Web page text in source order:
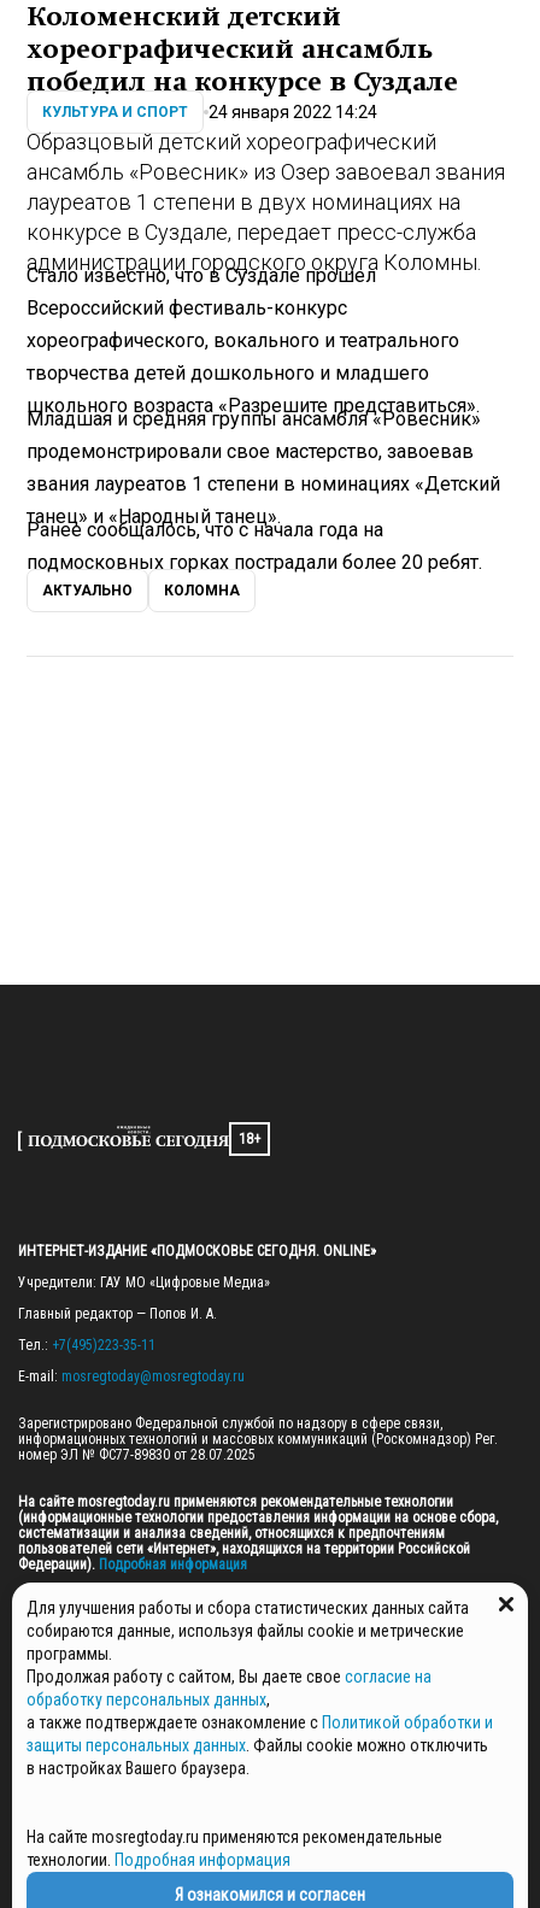
Коломенский детский
хореографический ансамбль
победил на конкурсе в Суздале
КУЛЬТУРА И СПОРТ 24 января 2022 14:24
Образцовый детский хореографический
ансамбль «Ровесник» из Озер завоевал звания
лауреатов 1 степени в двух номинациях на
конкурсе в Суздале, передает пресс-служба
администрации городского округа Коломны.
Стало известно, что в Суздале прошел
Всероссийский фестиваль-конкурс
хореографического, вокального и театрального
творчества детей дошкольного и младшего
школьного возраста «Разрешите представиться».
Младшая и средняя группы ансамбля «Ровесник»
продемонстрировали свое мастерство, завоевав
звания лауреатов 1 степени в номинациях «Детский
танец» и «Народный танец».
Ранее сообщалось, что с начала года на
подмосковных горках пострадали более 20 ребят.
АКТУАЛЬНО КОЛОМНА
18+
ИНТЕРНЕТ-ИЗДАНИЕ «ПОДМОСКОВЬЕ СЕГОДНЯ. ONLINE»
Учредители: ГАУ МО «Цифровые Медиа»
Главный редактор — Попов И. А.
Тел.: +7(495)223-35-11
E-mail: mosregtoday@mosregtoday.ru
Зарегистрировано Федеральной службой по надзору в сфере связи,
информационных технологий и массовых коммуникаций (Роскомнадзор) Рег.
номер ЭЛ № ФС77-89830 от 28.07.2025
На сайте mosregtoday.ru применяются рекомендательные технологии
(информационные технологии предоставления информации на основе сбора,
систематизации и анализа сведений, относящихся к предпочтениям
пользователей сети «Интернет», находящихся на территории Российской
Федерации). Подробная информация
© 2026 ПРАВА НА ВСЕ МАТЕРИАЛЫ САЙТА ПРИНАДЛЕЖАТ ГАУ МО "ЦИФРОВЫЕ
МЕДИА" (ОГРН: 1255000059467).
ПОЛИТИКА ОБРАБОТКИ И ЗАЩИТЫ ПЕРСОНАЛЬНЫХ ДАННЫХ
НОВОСТИ
ГАЗЕТЫ
РЕКЛАМОДАТЕЛЯМ
СПЕЦПРОЕКТЫ
СТАТЬИ
ПОЛИТИКА КОНФИДЕНЦИАЛЬНОСТИ
Для улучшения работы и сбора статистических данных сайта
собираются данные, используя файлы cookie и метрические
программы.
Продолжая работу с сайтом, Вы даете свое согласие на
обработку персональных данных,
а также подтверждаете ознакомление с Политикой обработки и
защиты персональных данных . Файлы cookie можно отключить
в настройках Вашего браузера.
На сайте mosregtoday.ru применяются рекомендательные
технологии. Подробная информация
Я ознакомился и согласен